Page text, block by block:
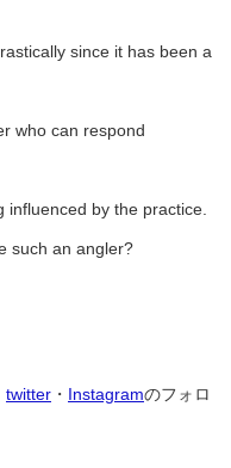
since it has been a
who can respond
by the practice.
such an angler?
twitter ・ Instagramのフォロ